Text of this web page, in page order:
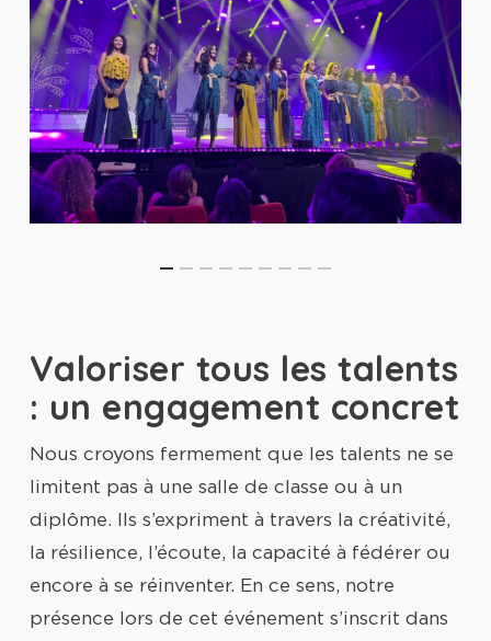
Valoriser tous les talents
: un engagement concret
Nous croyons fermement que les talents ne se
limitent pas à une salle de classe ou à un
diplôme. Ils s’expriment à travers la créativité,
la résilience, l’écoute, la capacité à fédérer ou
encore à se réinventer. En ce sens, notre
présence lors de cet événement s’inscrit dans